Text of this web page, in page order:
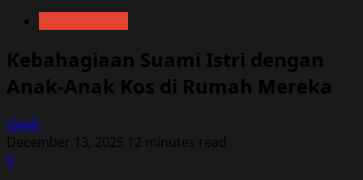
Kebahagiaan Suami Istri dengan
Anak-Anak Kos di Rumah Mereka
dxwfc
December 13, 2025 12 minutes read
0